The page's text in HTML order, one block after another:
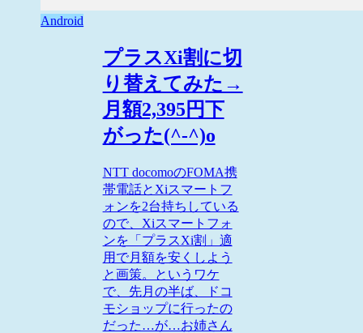
Android
プラスXi割に切
り替えてみた→
月額2,395円下
がった(^-^)o
NTT docomoのFOMA携
帯電話とXiスマートフ
ォンを2台持ちしている
ので、Xiスマートフォ
ンを「プラスXi割」適
用で月額を安くしよう
と画策。というワケ
で、先月の半ば、ドコ
モショップに行ったの
だった…が…お姉さん